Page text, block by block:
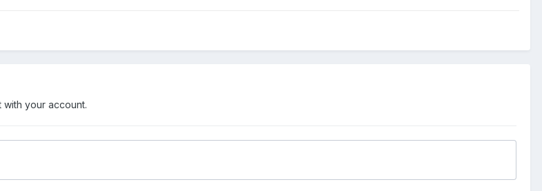
with your account.